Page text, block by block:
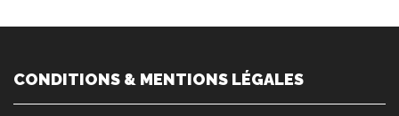
CONDITIONS & MENTIONS LÉGALES